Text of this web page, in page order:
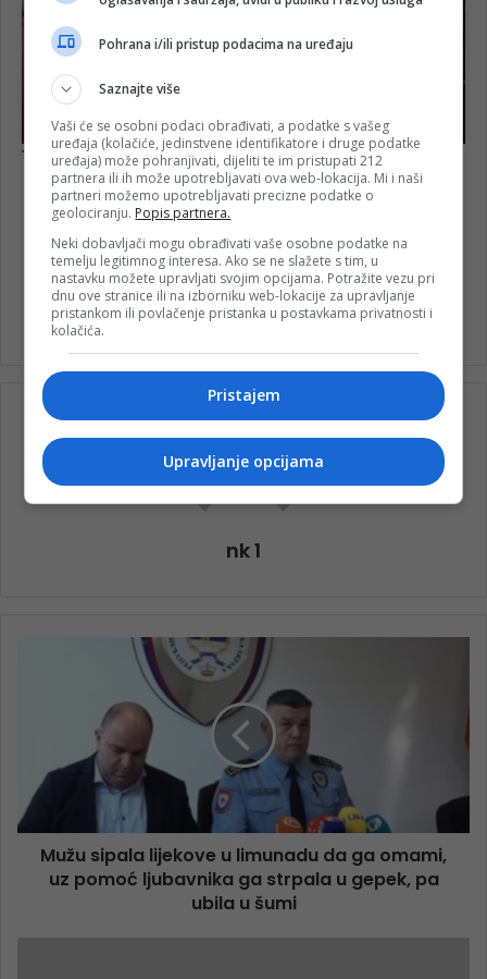
FK Igman FK Sutjeska
Gradski stadion Konjic
nk 1
Mužu sipala lijekove u limunadu da ga omami,
uz pomoć ljubavnika ga strpala u gepek, pa
ubila u šumi
Pohrana i/ili pristup podacima na uređaju
Saznajte više
Vaši će se osobni podaci obrađivati, a podatke s vašeg
uređaja (kolačiće, jedinstvene identifikatore i druge podatke
uređaja) može pohranjivati, dijeliti te im pristupati 212
partnera ili ih može upotrebljavati ova web-lokacija. Mi i naši
partneri možemo upotrebljavati precizne podatke o
geolociranju. Popis partnera.
Neki dobavljači mogu obrađivati vaše osobne podatke na
temelju legitimnog interesa. Ako se ne slažete s tim, u
nastavku možete upravljati svojim opcijama. Potražite vezu pri
dnu ove stranice ili na izborniku web-lokacije za upravljanje
pristankom ili povlačenje pristanka u postavkama privatnosti i
kolačića.
Pristajem
Upravljanje opcijama